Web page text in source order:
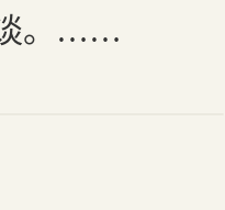
谈。……